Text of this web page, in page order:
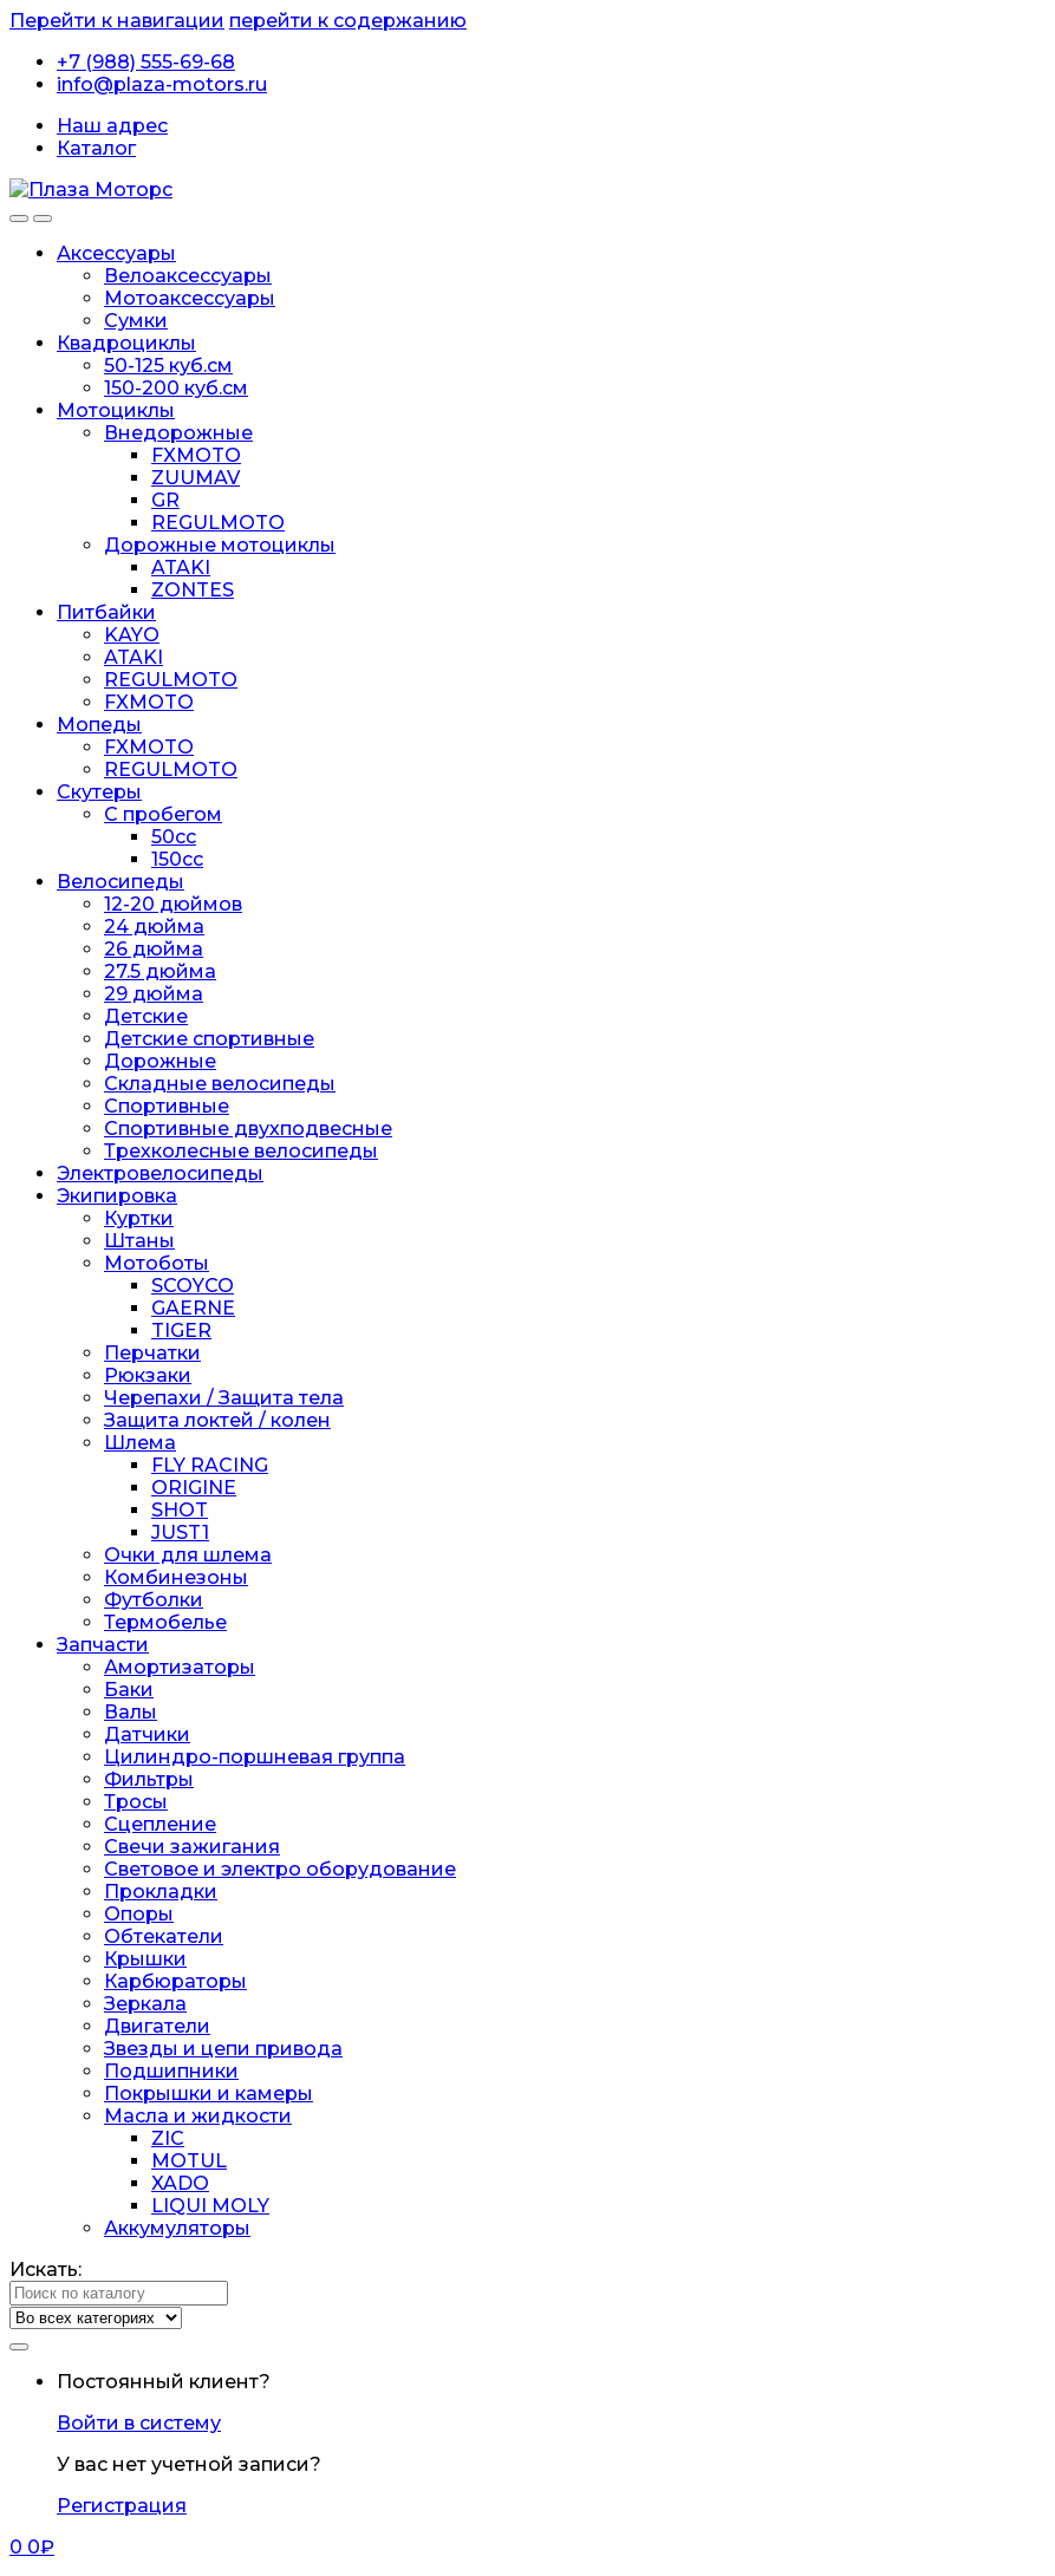
Перейти к навигации перейти к содержанию
+7 (988) 555-69-68
info@plaza-motors.ru
Наш адрес
Каталог
Аксессуары
Велоаксессуары
Мотоаксессуары
Сумки
Квадроциклы
50-125 куб.см
150-200 куб.см
Мотоциклы
Внедорожные
FXMOTO
ZUUMAV
GR
REGULMOTO
Дорожные мотоциклы
ATAKI
ZONTES
Питбайки
KAYO
ATAKI
REGULMOTO
FXMOTO
Мопеды
FXMOTO
REGULMOTO
Скутеры
С пробегом
50cc
150cc
Велосипеды
12-20 дюймов
24 дюйма
26 дюйма
27.5 дюйма
29 дюйма
Детские
Детские спортивные
Дорожные
Складные велосипеды
Спортивные
Спортивные двухподвесные
Трехколесные велосипеды
Электровелосипеды
Экипировка
Куртки
Штаны
Мотоботы
SCOYCO
GAERNE
TIGER
Перчатки
Рюкзаки
Черепахи / Защита тела
Защита локтей / колен
Шлема
FLY RACING
ORIGINE
SHOT
JUST1
Очки для шлема
Комбинезоны
Футболки
Термобелье
Запчасти
Амортизаторы
Баки
Валы
Датчики
Цилиндро-поршневая группа
Фильтры
Тросы
Сцепление
Свечи зажигания
Световое и электро оборудование
Прокладки
Опоры
Обтекатели
Крышки
Карбюраторы
Зеркала
Двигатели
Звезды и цепи привода
Подшипники
Покрышки и камеры
Масла и жидкости
ZIC
MOTUL
XADO
LIQUI MOLY
Аккумуляторы
Искать:
Постоянный клиент?
Войти в систему
У вас нет учетной записи?
Регистрация
0 0₽